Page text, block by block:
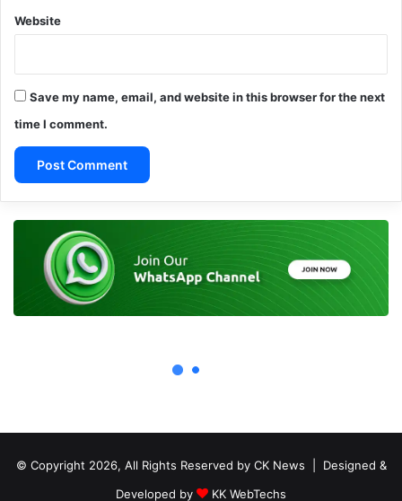
© Copyright 2026, All Rights Reserved by CK News | Designed &
Developed by
KK WebTechs